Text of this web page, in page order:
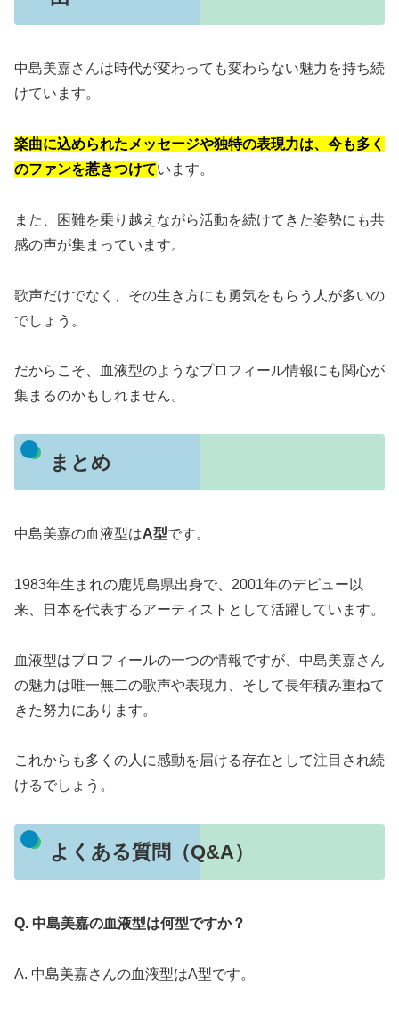
中島美嘉さんは時代が変わっても変わらない魅力を持ち続
けています。
楽曲に込められたメッセージや独特の表現力は、今も多く
のファンを惹きつけています。
また、困難を乗り越えながら活動を続けてきた姿勢にも共
感の声が集まっています。
歌声だけでなく、その生き方にも勇気をもらう人が多いの
でしょう。
だからこそ、血液型のようなプロフィール情報にも関心が
集まるのかもしれません。
まとめ
中島美嘉の血液型はA型です。
1983年生まれの鹿児島県出身で、2001年のデビュー以
来、日本を代表するアーティストとして活躍しています。
血液型はプロフィールの一つの情報ですが、中島美嘉さん
の魅力は唯一無二の歌声や表現力、そして長年積み重ねて
きた努力にあります。
これからも多くの人に感動を届ける存在として注目され続
けるでしょう。
よくある質問（Q&A）
Q. 中島美嘉の血液型は何型ですか？
A. 中島美嘉さんの血液型はA型です。